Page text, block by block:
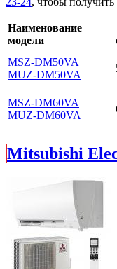
Наименование
модели
MSZ-DM50VA
MUZ-DM50VA
MSZ-DM60VA
MUZ-DM60VA
Mitsubishi